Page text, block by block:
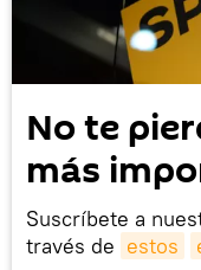
No te
más
Suscríbete a
través de estos